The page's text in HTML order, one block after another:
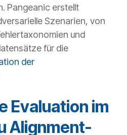
Pangeanic erstellt
Szenarien, von
und
für die
der
Evaluation im
Alignment-